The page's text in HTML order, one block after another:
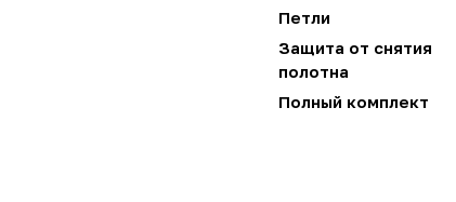
Петли
Защита от снятия
полотна
Полный комплект